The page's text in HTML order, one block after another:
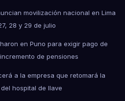
movilización nacional en Lima
28 y 29 de julio
en Puno para exigir pago de
de pensiones
a la empresa que retomará la
hospital de Ilave